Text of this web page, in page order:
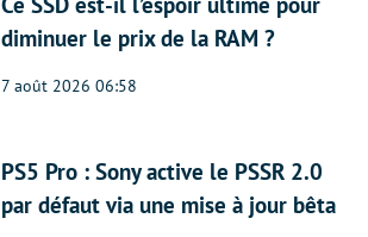
diminuer le prix de la RAM ?
7 août 2026 06:58
PS5 Pro : Sony active le PSSR 2.0
par défaut via une mise à jour bêta